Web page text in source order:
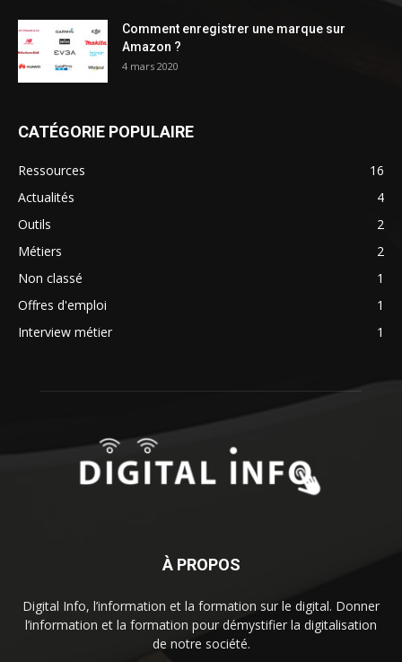
Comment enregistrer une marque sur
Amazon ?
4 mars 2020
CATÉGORIE POPULAIRE
Ressources
16
Actualités
4
Outils
2
Métiers
2
Non classé
1
Offres d'emploi
1
Interview métier
1
À PROPOS
Digital Info, l’information et la formation sur le digital. Donner
l’information et la formation pour démystifier la digitalisation
de notre société.